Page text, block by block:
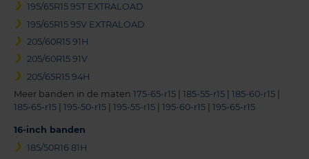
195/65R15 95T EXTRALOAD
195/65R15 95V EXTRALOAD
205/60R15 91H
205/60R15 91V
205/65R15 94H
Meer banden in de maten 175-65-r15 185-55-r15 185-60-r15
185-65-r15
195-50-r15 195-55-r15 195-60-r15 195-65-r15
16-inch banden
185/50R16 81H